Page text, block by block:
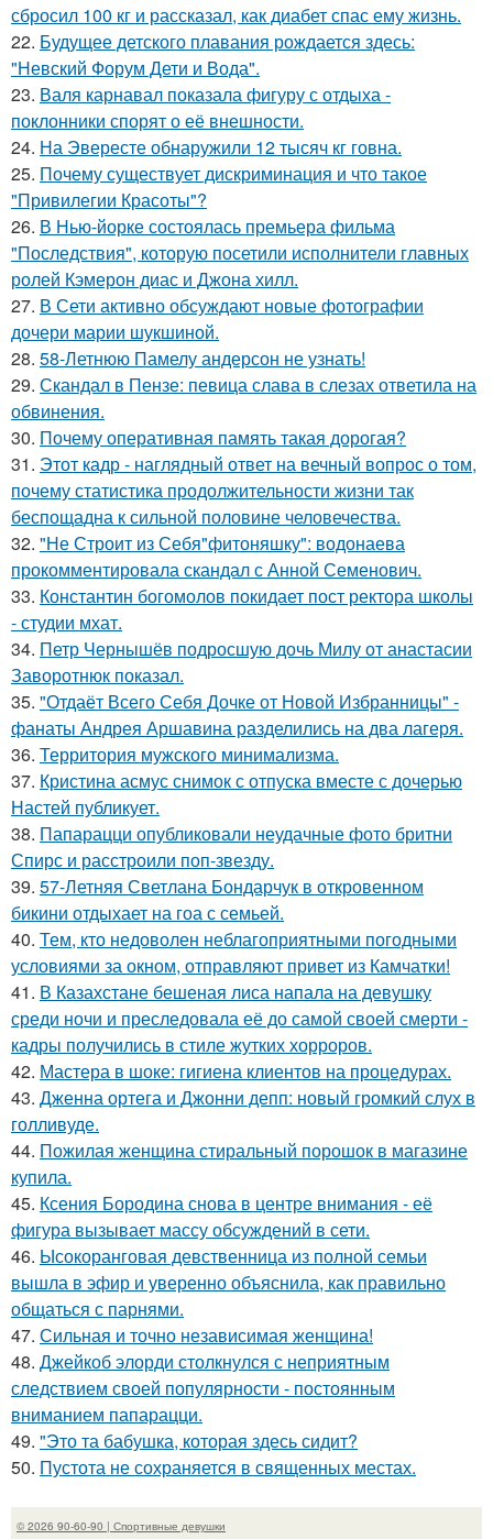
сбросил 100 кг и рассказал, как диабет спас ему жизнь.
22. Будущее детского плавания рождается здесь:
"Невский Форум Дети и Вода".
23. Валя карнавал показала фигуру с отдыха -
поклонники спорят о её внешности.
24. На Эвересте обнаружили 12 тысяч кг говна.
25. Почему существует дискриминация и что такое
"Привилегии Красоты"?
26. В Нью-йорке состоялась премьера фильма
"Последствия", которую посетили исполнители главных
ролей Кэмерон диас и Джона хилл.
27. В Сети активно обсуждают новые фотографии
дочери марии шукшиной.
28. 58-Летнюю Памелу андерсон не узнать!
29. Скандал в Пензе: певица слава в слезах ответила на
обвинения.
30. Почему оперативная память такая дорогая?
31. Этот кадр - наглядный ответ на вечный вопрос о том,
почему статистика продолжительности жизни так
беспощадна к сильной половине человечества.
32. "Не Строит из Себя"фитоняшку": водонаева
прокомментировала скандал с Анной Семенович.
33. Константин богомолов покидает пост ректора школы
- студии мхат.
34. Петр Чернышёв подросшую дочь Милу от анастасии
Заворотнюк показал.
35. "Отдаёт Всего Себя Дочке от Новой Избранницы" -
фанаты Андрея Аршавина разделились на два лагеря.
36. Территория мужского минимализма.
37. Кристина асмус снимок с отпуска вместе с дочерью
Настей публикует.
38. Папарацци опубликовали неудачные фото бритни
Спирс и расстроили поп-звезду.
39. 57-Летняя Светлана Бондарчук в откровенном
бикини отдыхает на гоа с семьей.
40. Тем, кто недоволен неблагоприятными погодными
условиями за окном, отправляют привет из Камчатки!
41. В Казахстане бешеная лиса напала на девушку
среди ночи и преследовала её до самой своей смерти -
кадры получились в стиле жутких хорроров.
42. Мастера в шоке: гигиена клиентов на процедурах.
43. Дженна ортега и Джонни депп: новый громкий слух в
голливуде.
44. Пожилая женщина стиральный порошок в магазине
купила.
45. Ксения Бородина снова в центре внимания - её
фигура вызывает массу обсуждений в сети.
46. Ысокоранговая девственница из полной семьи
вышла в эфир и уверенно объяснила, как правильно
общаться с парнями.
47. Сильная и точно независимая женщина!
48. Джейкоб элорди столкнулся с неприятным
следствием своей популярности - постоянным
вниманием папарацци.
49. "Это та бабушка, которая здесь сидит?
50. Пустота не сохраняется в священных местах.
© 2026 90-60-90 | Спортивные девушки